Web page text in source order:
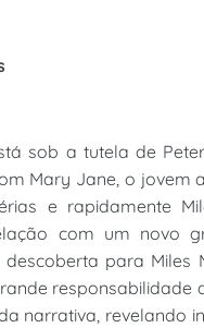
sob a tutela de
Mary Jane, o
e rapidamente
com um novo
descoberta para
responsabilidade
narrativa,